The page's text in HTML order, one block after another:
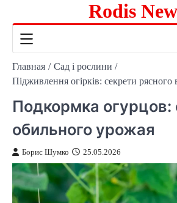
содержимому
Rodis
Главная
Сад і рослини
Підживлення огірків: секрети
Подкормка огурцов:
обильного урожая
Борис Шумко 25.05.2026